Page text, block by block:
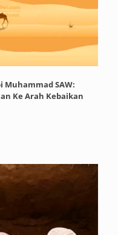
SAW:
Ke Arah Kebaikan